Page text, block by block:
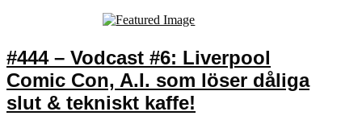
#444 – Vodcast #6: Liverpool
Comic Con, A.I. som löser dåliga
slut & tekniskt kaffe!